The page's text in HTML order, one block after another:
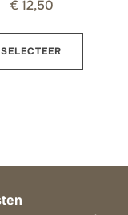
€ 12,50
SELECTEER
Dit
optie